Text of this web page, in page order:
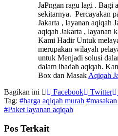
JaPngan ragu lagi . Bagi
sekitarnya. Percayakan
Jakarta , layanan aqiqah
aqiqah Jakarta , layanan
Kami Hadir Untuk
merupakan wilayah
untuk Menjadi solusi
dalam ibadah aqiqah.
Box dan Masak Aqiqah
Bagikan ini
Facebook Twitter
Tag: #harga aqiqah murah
#Paket layanan aqiqah
Pos Terkait